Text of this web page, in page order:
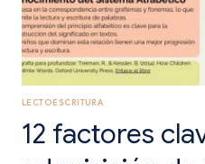
LECTOESCRITURA
12 factores